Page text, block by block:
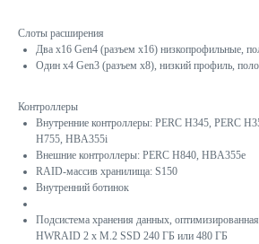
Слоты расширения
Два x16 Gen4 (разъем x16) низкопрофильные,
Один x4 Gen3 (разъем x8), низкий профиль,
Контроллеры
Внутренние контроллеры: PERC H345, PERC
H755, HBA355i
Внешние контроллеры: PERC H840, HBA355e
RAID-массив хранилища: S150
Внутренний ботинок
Подсистема хранения данных,
HWRAID 2 x M.2 SSD 240 ГБ или 480 ГБ